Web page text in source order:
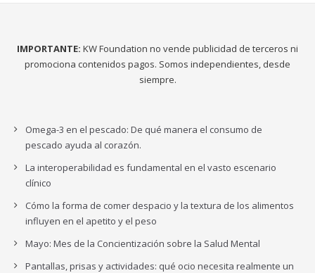
IMPORTANTE: KW Foundation no vende publicidad de terceros ni
promociona contenidos pagos. Somos independientes, desde
siempre.
Omega-3 en el pescado: De qué manera el consumo de
pescado ayuda al corazón.
La interoperabilidad es fundamental en el vasto escenario
clínico
Cómo la forma de comer despacio y la textura de los alimentos
influyen en el apetito y el peso
Mayo: Mes de la Concientización sobre la Salud Mental
Pantallas, prisas y actividades: qué ocio necesita realmente un